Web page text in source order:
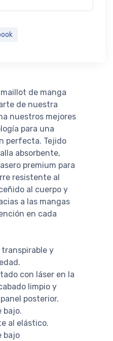
de manga
de nuestra
nuestros mejores
para una
perfecta. Tejido
absorbente,
premium para
resistente al
al cuerpo y
a las mangas
en cada
y
con láser en la
limpio y
posterior.
bajo.
al elástico.
bajo